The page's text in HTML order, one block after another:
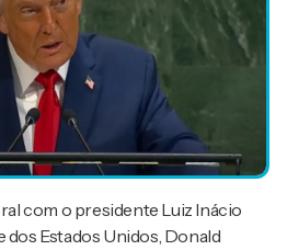
com o presidente Luiz Inácio
dos Estados Unidos, Donald